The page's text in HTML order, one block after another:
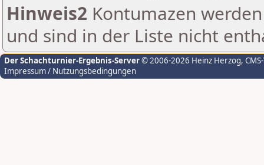
Hinweis2 Kontumazen
und sind in der Liste nicht
Der Schachturnier-Ergebnis-Server© 2006-2026 Heinz Herzog,
Impressum / Nutzungsbedingungen